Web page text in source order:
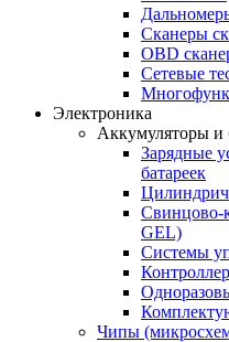
Сканеры
OBD
Сетевые
Электроника
Аккумуляторы и
Зарядные
батареек
Свинцово-
GEL)
Системы
Чипы